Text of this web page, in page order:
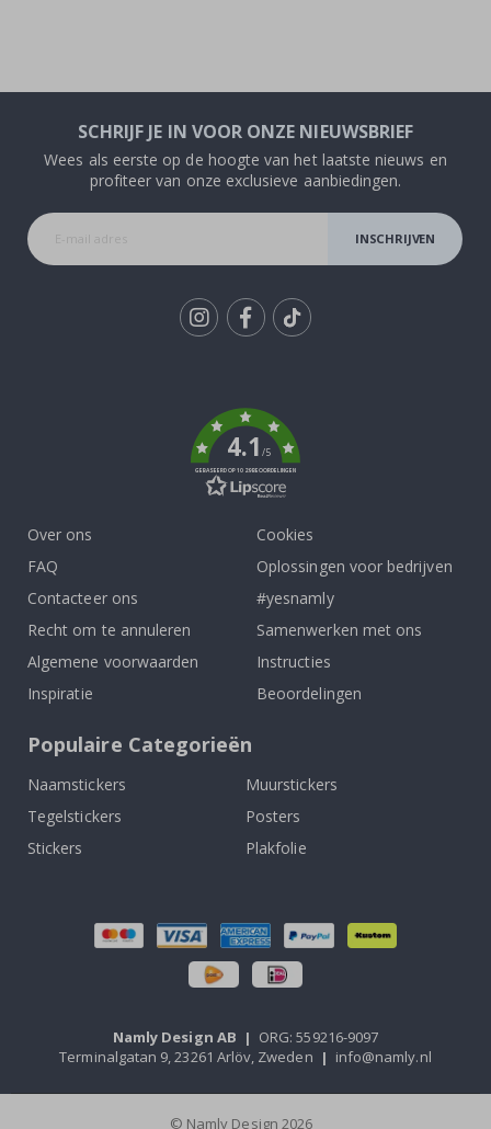
SCHRIJF JE IN VOOR ONZE NIEUWSBRIEF
Wees als eerste op de hoogte van het laatste nieuws en
profiteer van onze exclusieve aanbiedingen.
INSCHRIJVEN
4.1/5
GEBASEERD OP 1029 BEOORDELINGEN
Over ons
FAQ
Contacteer ons
Recht om te annuleren
Algemene voorwaarden
Inspiratie
Cookies
Oplossingen voor bedrijven
#yesnamly
Samenwerken met ons
Instructies
Beoordelingen
Populaire Categorieën
Naamstickers
Muurstickers
Tegelstickers
Posters
Stickers
Plakfolie
Namly Design AB | ORG: 559216-9097
Terminalgatan 9, 23261 Arlöv, Zweden | info@namly.nl
© Namly Design 2026